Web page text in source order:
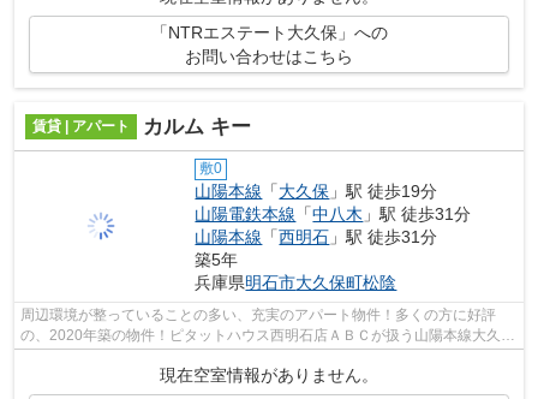
「NTRエステート大久保」への
お問い合わせはこちら
賃貸 | アパート カルム キー
敷0
山陽本線 「大久保 」駅 徒歩19分
山陽電鉄本線 「中八木 」駅 徒歩31分
山陽本線 「西明石 」駅 徒歩31分
築5年
兵庫県明石市大久保町松陰
周辺環境が整っていることの多い、充実のアパート物件！多くの方に好評
の、2020年築の物件！ピタットハウス西明石店ＡＢＣが扱う山陽本線大久保
現在空室情報がありません。